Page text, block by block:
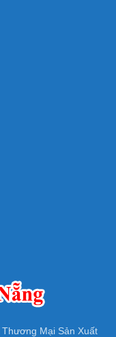
Mại Sản Xuất